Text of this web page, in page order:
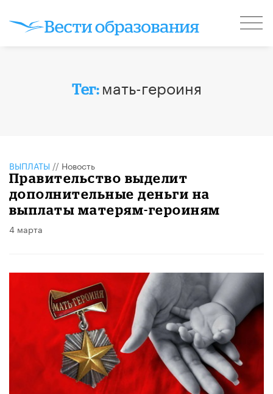
Тег: мать-героиня
ВЫПЛАТЫ // Новость
Правительство выделит
дополнительные деньги на
выплаты матерям-героиням
4 марта